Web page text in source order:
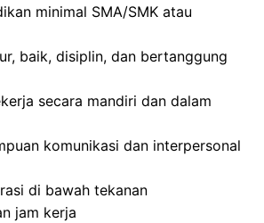
minimal SMA/SMK atau
baik, disiplin, dan bertanggung
secara mandiri dan dalam
komunikasi dan interpersonal
di bawah tekanan
jam kerja